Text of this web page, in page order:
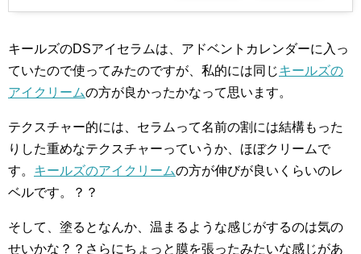
キールズのDSアイセラムは、アドベントカレンダーに入っ
ていたので使ってみたのですが、私的には同じキールズの
アイクリームの方が良かったかなって思います。
テクスチャー的には、セラムって名前の割には結構もった
りした重めなテクスチャーっていうか、ほぼクリームで
す。 キールズのアイクリームの方が伸びが良いくらいのレ
ベルです。？？
そして、塗るとなんか、温まるような感じがするのは気の
せいかな？？さらにちょっと膜を張ったみたいな感じがあ